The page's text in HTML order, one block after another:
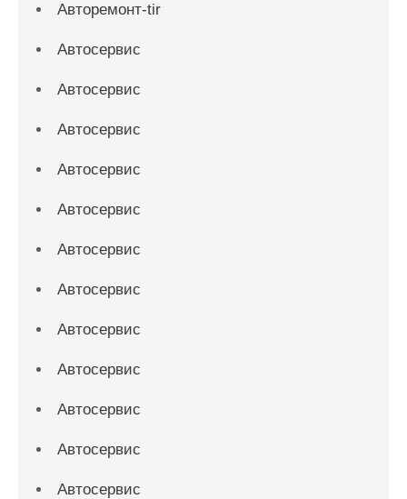
Авторемонт-tir
Автосервис
Автосервис
Автосервис
Автосервис
Автосервис
Автосервис
Автосервис
Автосервис
Автосервис
Автосервис
Автосервис
Автосервис